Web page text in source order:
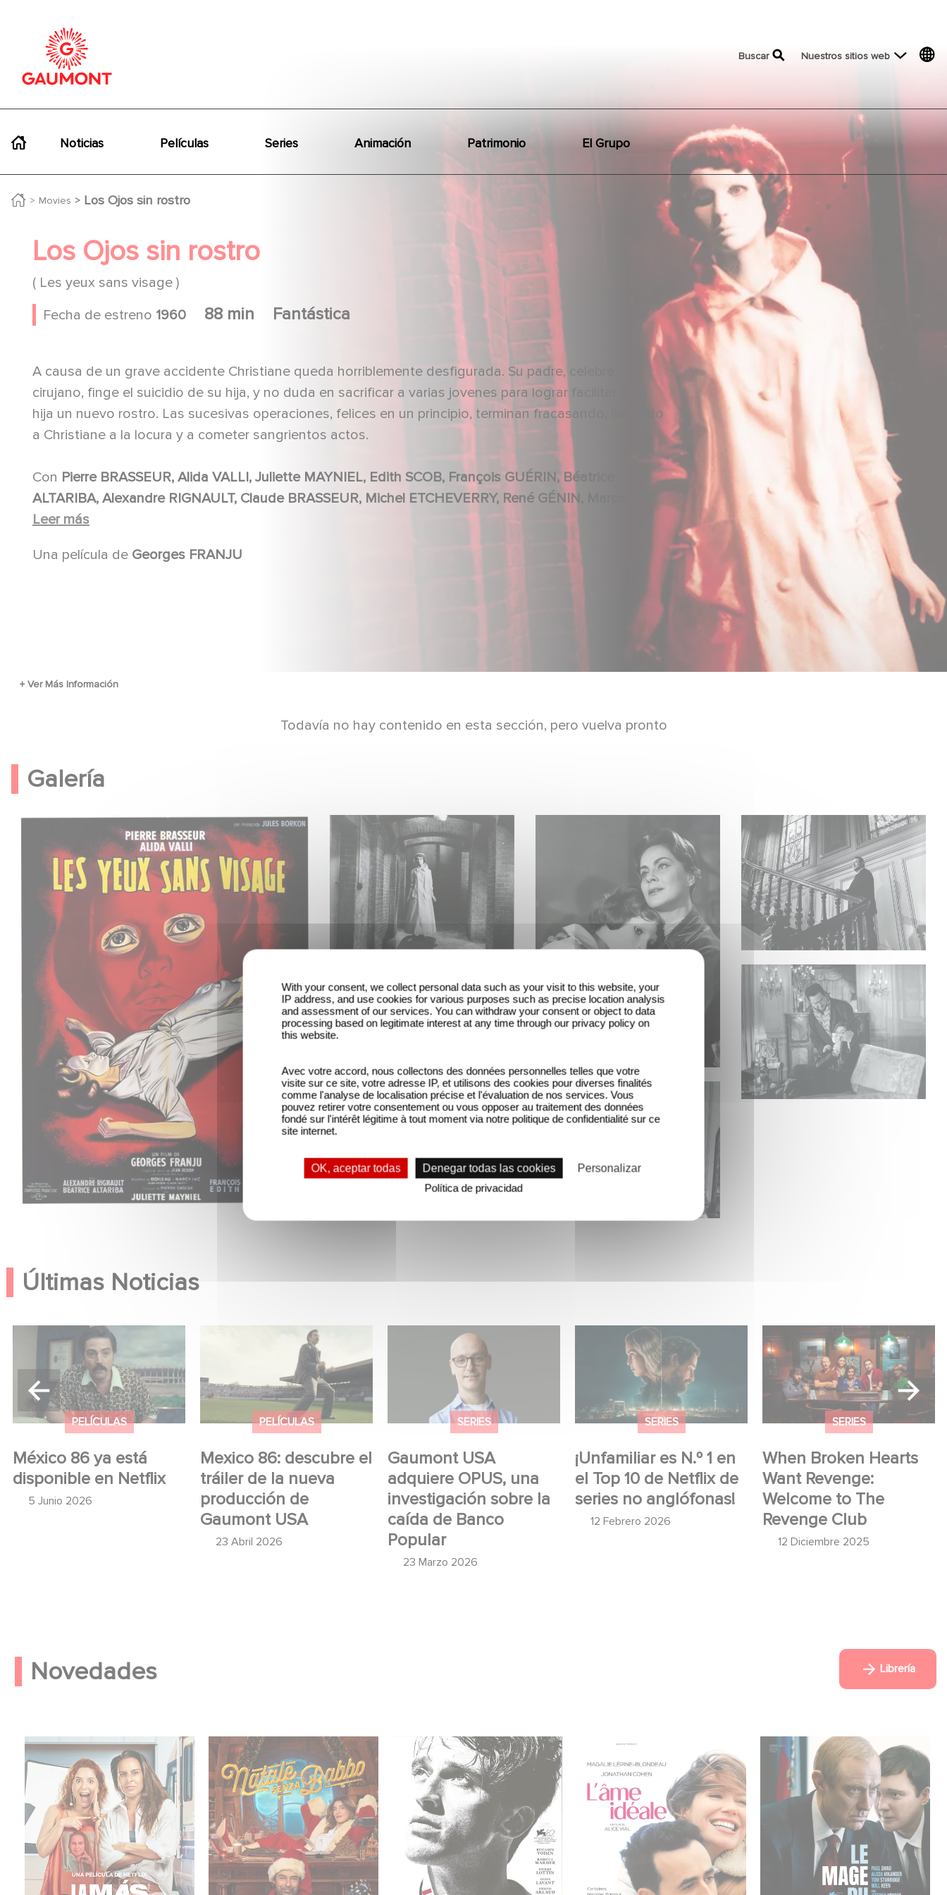
top menu
Buscar Nuestros sitios web
Noticias Películas Series Animación Patrimonio El Grupo
Movies Los Ojos sin rostro
Los Ojos sin rostro
( Les yeux sans visage )
Fecha de estreno 1960 88 min Fantástica
A causa de un grave accidente Christiane queda horriblemente desfigurada. Su padre, celebre
cirujano, finge el suicidio de su hija, y no duda en sacrificar a varias jovenes para lograr facilitar a su
hija un nuevo rostro. Las sucesivas operaciones, felices en un principio, terminan fracasando, llevando
a Christiane a la locura y a cometer sangrientos actos.
Con
ALTARIBA, Alexandre RIGNAULT, Claude BRASSEUR, Michel ETCHEVERRY, René GÉNIN, Marcel
PÉRÈS, Lucien HUBERT, Charles BLAVETTE, Birgitta JUSLIN, Yvette ETIEVANT
Leer más
Una película de Georges FRANJU
Todavía no hay contenido en esta sección, pero vuelva pronto
Galería
Últimas Noticias
PELÍCULAS
México 86 ya está
disponible en Netflix
5 Junio 2026
México 86 ya está
disponible en Netflix
PELÍCULAS
Mexico 86: descubre el
tráiler de la nueva
producción de
Gaumont USA
23 Abril 2026
Mexico 86: descubre el
tráiler de la nueva
producción de Gaumont
USA
SERIES
Gaumont USA
adquiere OPUS, una
investigación sobre la
caída de Banco
Popular
23 Marzo 2026
Gaumont USA adquiere
OPUS, una investigación
sobre la caída de Banco
SERIES
¡Unfamiliar es N.º 1 en
el Top 10 de Netflix de
series no anglófonas!
12 Febrero 2026
¡Unfamiliar es N.º 1 en el
Top 10 de Netflix de series
no anglófonas!
SERIES
When Broken Hearts
Want Revenge:
Welcome to The
Revenge Club
12 Diciembre 2025
When Broken Hearts Want
Revenge: Welcome to The
Revenge Club
Novedades Librería
With your consent, we collect personal data such as your visit to this website, your
IP address, and use cookies for various purposes such as precise location analysis
and assessment of our services. You can withdraw your consent or object to data
processing based on legitimate interest at any time through our privacy policy on
this website.
Avec votre accord, nous collectons des données personnelles telles que votre
visite sur ce site, votre adresse IP, et utilisons des cookies pour diverses finalités
comme l'analyse de localisation précise et l'évaluation de nos services. Vous
pouvez retirer votre consentement ou vous opposer au traitement des données
fondé sur l'intérêt légitime à tout moment via notre politique de confidentialité sur ce
site internet.
OK, aceptar todas Denegar todas las cookies
Personalizar
Política de privacidad